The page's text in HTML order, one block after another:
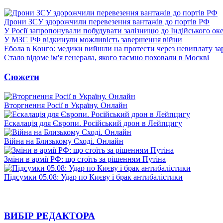
Дрони ЗСУ здорожчили перевезення вантажів до портів РФ
У Росії запропонували побудувати залізницю до Індійського
У МЗС РФ відкинули можливість завершення війни
Ебола в Конго: медики вийшли на протести через невиплату
Стало відоме ім'я генерала, якого таємно поховали в Москві
Сюжети
Вторгнення Росії в Україну. Онлайн
Ескалація для Європи. Російський дрон в Лейпцигу
Війна на Близькому Сході. Онлайн
Зміни в армії РФ: що стоїть за рішенням Путіна
Підсумки 05.08: Удар по Києву і брак антибалістики
ВИБІР РЕДАКТОРА